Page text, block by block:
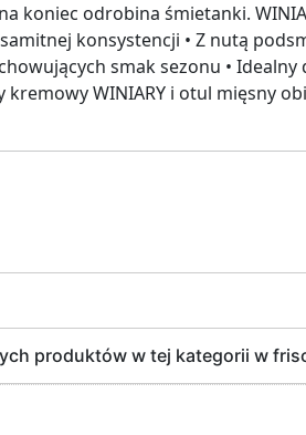
koniec odrobina śmietanki.
konsystencji • Z nutą
smak sezonu • Idealny
WINIARY i otul mięsny
produktów w tej kategorii w